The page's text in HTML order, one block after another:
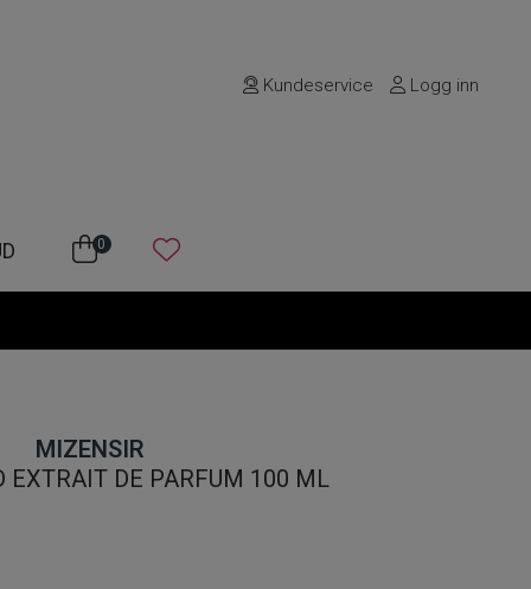
Kundeservice Logg inn
0
MIZENSIR
EXTRAIT DE PARFUM 100 ML